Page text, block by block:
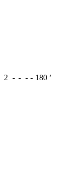
2 - - - - 180 ʼ